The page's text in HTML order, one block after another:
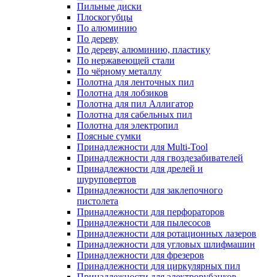
Пильные диски
Плоскогубцы
По алюминию
По дереву
По дереву, алюминию, пластику
По нержавеющей стали
По чёрному металлу
Полотна для ленточных пил
Полотна для лобзиков
Полотна для пил Аллигатор
Полотна для сабельных пил
Полотна для электропил
Поясные сумки
Принадлежности для Multi-Tool
Принадлежности для гвоздезабивателей
Принадлежности для дрелей и
шуруповертов
Принадлежности для заклепочного
пистолета
Принадлежности для перфораторов
Принадлежности для пылесосов
Принадлежности для ротационных лазеров
Принадлежности для угловых шлифмашин
Принадлежности для фрезеров
Принадлежности для циркулярных пил